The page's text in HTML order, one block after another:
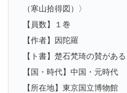
（寒山拾得図）〉
【員数】１巻
【作者】因陀羅
【ト書】楚石梵琦の賛がある
【国・時代】中国・元時代
【所在地】東京国立博物館